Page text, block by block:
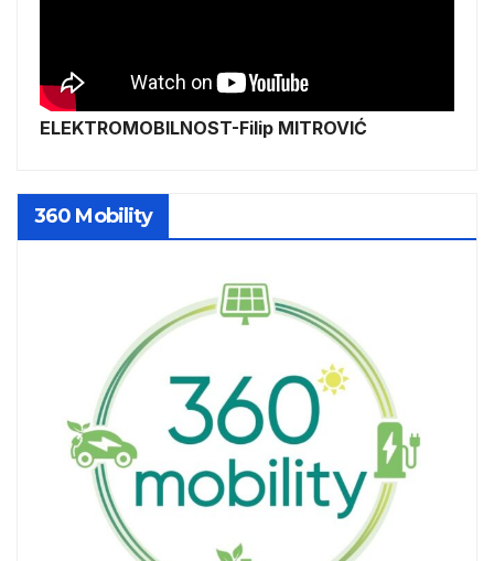
ELEKTROMOBILNOST-Filip MITROVIĆ
360 Mobility